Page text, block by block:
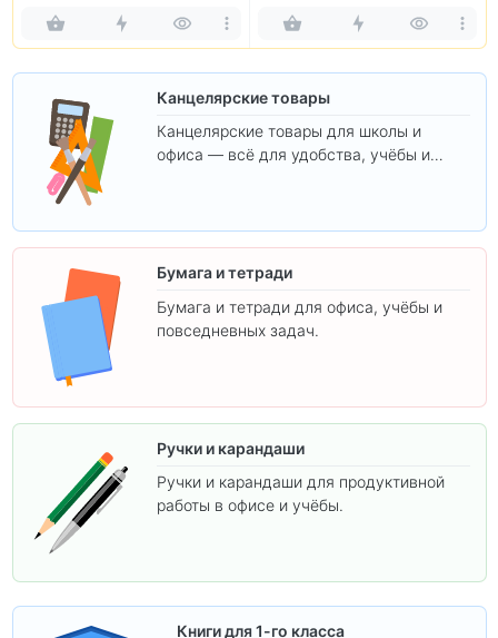
Канцелярские товары
Канцелярские товары для школы и
офиса — всё для удобства, учёбы и
Бумага и тетради
Бумага и тетради для офиса, учёбы и
повседневных задач.
Ручки и карандаши
Ручки и карандаши для продуктивной
работы в офисе и учёбы.
Книги для 1-го класса